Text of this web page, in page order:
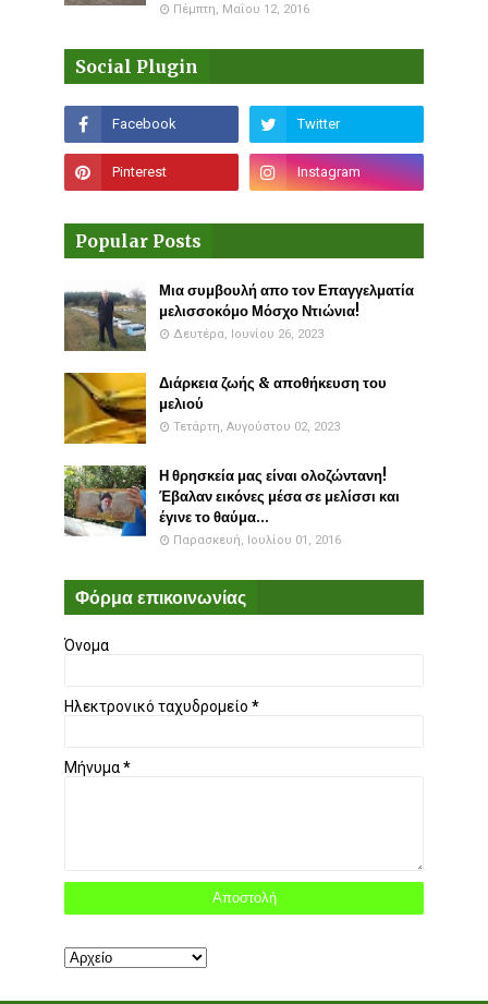
Πέμπτη, Μαΐου 12, 2016
Social Plugin
Popular Posts
Μια συμβουλή απο τον Επαγγελματία
μελισσοκόμο Μόσχο Ντιώνια!
Δευτέρα, Ιουνίου 26, 2023
Διάρκεια ζωής & αποθήκευση του
μελιού
Τετάρτη, Αυγούστου 02, 2023
Η θρησκεία μας είναι ολοζώντανη!
Έβαλαν εικόνες μέσα σε μελίσσι και
έγινε το θαύμα...
Παρασκευή, Ιουλίου 01, 2016
Φόρμα επικοινωνίας
Όνομα
Ηλεκτρονικό ταχυδρομείο *
Μήνυμα*